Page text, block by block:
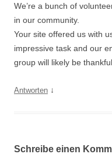
We’re a bunch of
in our community.
Your site offered us with
impressive task and our
group will likely be
Antworten ↓
Schreibe einen